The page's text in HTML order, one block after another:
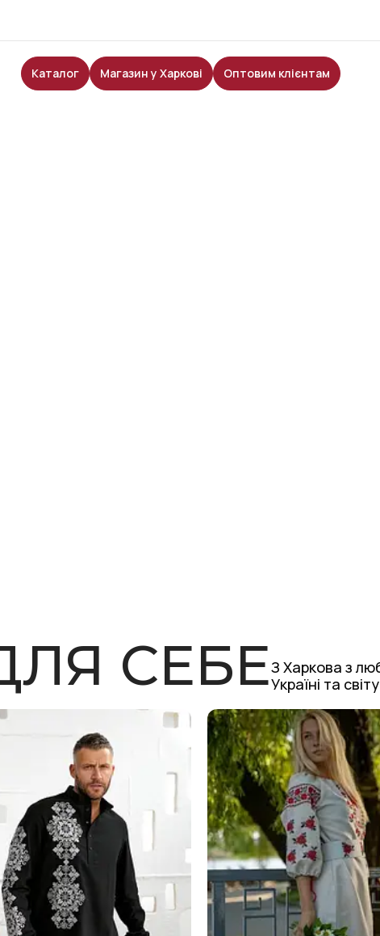
Каталог Магазин у Харкові Оптовим клієнтам
СЕБЕЗ Харкова з
Україні та світу